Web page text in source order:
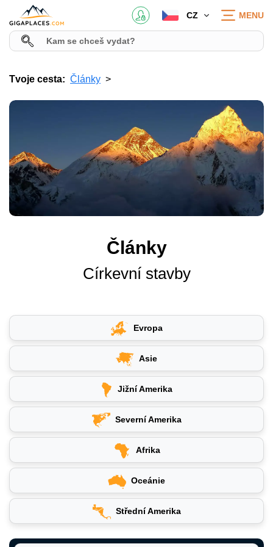
CZ MENU
Tvoje cesta: Články
Články
Církevní stavby
Evropa
Asie
Jižní Amerika
Severní Amerika
Afrika
Oceánie
Střední Amerika